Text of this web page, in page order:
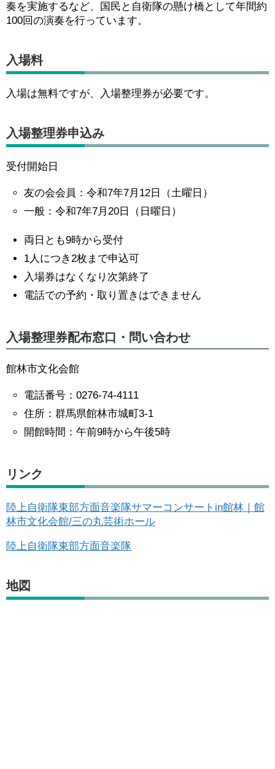
奏を実施するなど、国民と自衛隊の懸け橋として年間約
100回の演奏を行っています。
入場料
入場は無料ですが、入場整理券が必要です。
入場整理券申込み
受付開始日
友の会会員：令和7年7月12日（土曜日）
一般：令和7年7月20日（日曜日）
両日とも9時から受付
1人につき2枚まで申込可
入場券はなくなり次第終了
電話での予約・取り置きはできません
入場整理券配布窓口・問い合わせ
館林市文化会館
電話番号：0276-74-4111
住所：群馬県館林市城町3-1
開館時間：午前9時から午後5時
リンク
陸上自衛隊東部方面音楽隊サマーコンサートin館林｜館
林市文化会館/三の丸芸術ホール
陸上自衛隊東部方面音楽隊
地図